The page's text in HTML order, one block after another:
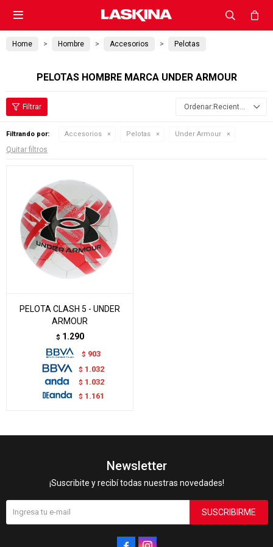

Home Hombre Accesorios Pelotas
PELOTAS HOMBRE MARCA UNDER ARMOUR
Recientes
Filtrando por: Accesorios Pelotas Under Armour
Quitar filtros
PELOTA CLASH 5 - UNDER
ARMOUR
$ 1.290
$ 903
$ 1.032
$ 1.032
$ 1.161
Newsletter
¡Suscribite y recibí todas nuestras novedades!
SUSCRIBIRME